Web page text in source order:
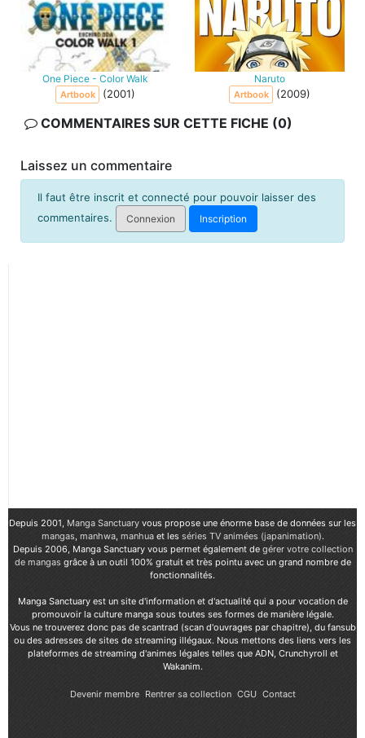
One Piece - Color Walk
Artbook (2001)
Naruto
Artbook (2009)
COMMENTAIRES SUR CETTE FICHE (0)
Laissez un commentaire
Il faut être inscrit et connecté pour pouvoir laisser des
commentaires.
Connexion Inscription
Depuis 2001, Manga Sanctuary vous propose une énorme base de données sur les
mangas, manhwa, manhuaet les séries TV animées (japanimation).
Depuis 2006, Manga Sanctuary vous permet également de gérer votre collection
de mangasgrâce à un outil 100% gratuit et très pointu avec un grand nombre de
fonctionnalités.
Manga Sanctuary est un site d'information et d'actualité qui a pour vocation de
promouvoir la culture manga sous toutes ses formes de manière légale.
Vous ne trouverez donc pas de scantrad (scan d'ouvrages par chapitre), du fansub
ou des adresses de sites de streaming illégaux. Nous mettons des liens vers les
plateformes de streaming d'animes légales telles que ADN, Crunchyroll et
Wakanim.
Devenir membre Rentrer sa collection CGU Contact